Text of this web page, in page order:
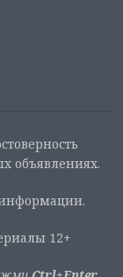
объявлениях.
12+